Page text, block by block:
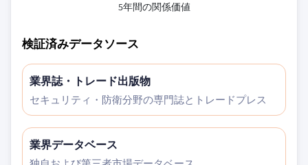
5年間の関係価値
検証済みデータソース
業界誌・トレード出版物
セキュリティ・防衛分野の専門誌とトレードプレス
業界データベース